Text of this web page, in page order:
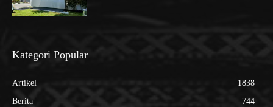
Kategori Popular
Artikel
1838
Berita
744